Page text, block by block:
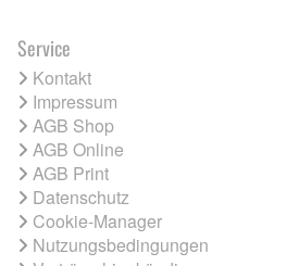
Service
Kontakt
Impressum
AGB Shop
AGB Online
AGB Print
Datenschutz
Cookie-Manager
Nutzungsbedingungen